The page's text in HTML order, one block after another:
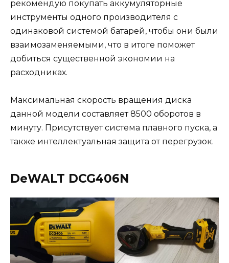
рекомендую покупать аккумуляторные
инструменты одного производителя с
одинаковой системой батарей, чтобы они были
взаимозаменяемыми, что в итоге поможет
добиться существенной экономии на
расходниках.
Максимальная скорость вращения диска
данной модели составляет 8500 оборотов в
минуту. Присутствует система плавного пуска, а
также интеллектуальная защита от перегрузок.
DeWALT DCG406N